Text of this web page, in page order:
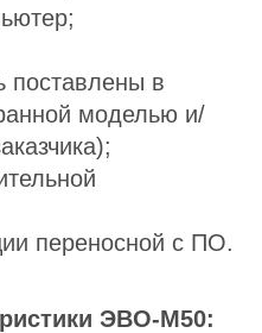
поставлены в
моделью и/
переносной с ПО.
ЭВО-М50: